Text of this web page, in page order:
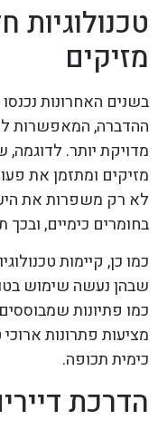
מזיקים
בשנים האחרונות
ההדברה, המאפשרות
מדויקת יותר.
מזיקים ומתזמן את
לא רק משפרות את
בחומרים כימיים, ובכך
כמו כן, קיימות
שבהן נעשה שימוש
כמו פתיונות
מציעות פתרונות
כימית תכופה.
הדרכת